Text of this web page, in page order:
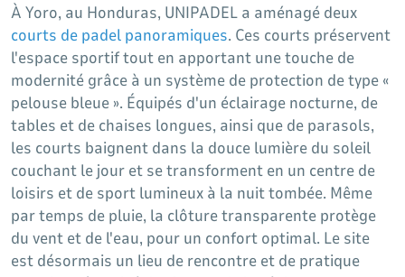
À Yoro, au Honduras, UNIPADEL a aménagé deux
courts de padel panoramiques. Ces courts préservent
l'espace sportif tout en apportant une touche de
modernité grâce à un système de protection de type «
pelouse bleue ». Équipés d'un éclairage nocturne, de
tables et de chaises longues, ainsi que de parasols,
les courts baignent dans la douce lumière du soleil
couchant le jour et se transforment en un centre de
loisirs et de sport lumineux à la nuit tombée. Même
par temps de pluie, la clôture transparente protège
du vent et de l'eau, pour un confort optimal. Le site
est désormais un lieu de rencontre et de pratique